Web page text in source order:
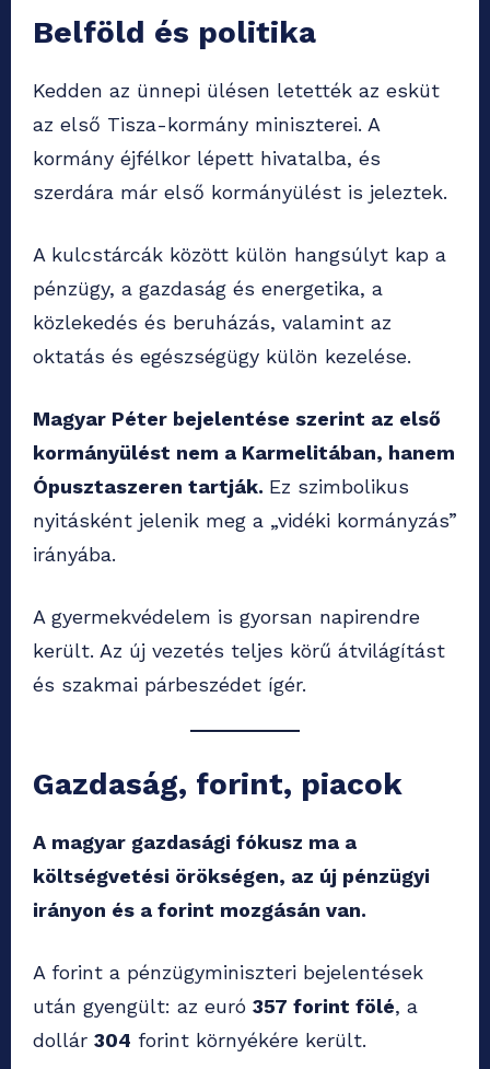
Belföld és politika
Kedden az ünnepi ülésen letették az esküt
az első Tisza-kormány miniszterei. A
kormány éjfélkor lépett hivatalba, és
szerdára már első kormányülést is jeleztek.
A kulcstárcák között külön hangsúlyt kap a
pénzügy, a gazdaság és energetika, a
közlekedés és beruházás, valamint az
oktatás és egészségügy külön kezelése.
Magyar Péter bejelentése szerint az első
kormányülést nem a Karmelitában, hanem
Ópusztaszeren tartják. Ez szimbolikus
nyitásként jelenik meg a „vidéki kormányzás”
irányába.
A gyermekvédelem is gyorsan napirendre
került. Az új vezetés teljes körű átvilágítást
és szakmai párbeszédet ígér.
Gazdaság, forint, piacok
A magyar gazdasági fókusz ma a
költségvetési örökségen, az új pénzügyi
irányon és a forint mozgásán van.
A forint a pénzügyminiszteri bejelentések
után gyengült: az euró 357 forint fölé, a
dollár 304 forint környékére került.